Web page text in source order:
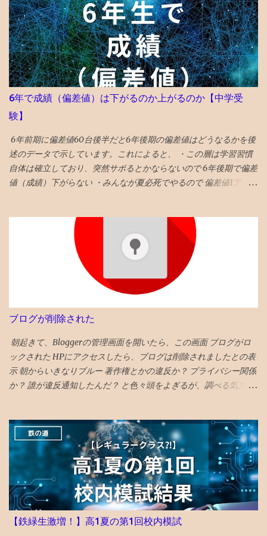
6年で成績（偏差値）は下がるのか上がるのか【中学受
験】
6年前期に偏差値60台後半だと6年後期の偏差値はどうなるかを後
述のデータで示しています。これによると、 ・この層は学習習慣
自体は確立しており、突然サボるとかならないので 6年後期で偏差
値（成績）下がらない ・みんなが夏必死でやるので 偏差値1アップ
試は難化するので頭打ちだった層が高偏差値出しやすくなるとい
うのも定説なので、前期67と68の差は大きいかも タイトルへの回
答としては、「偏差値１上がる」です。 ◆6年前期平均偏差値が
68以上だった者の後期平均偏差値 73→74 72→73 71→73 70→73
70→70 69→72 69→70 68→72 68→72 68→70 68→69 68→69 ◆6
年前期平均偏差値67の人の6年後期の平均偏差値の実例 67→70
67→69 67→68 67→68 67→68 67→68 67→67 67→67 67→67
67→67 67→67 昔塾から得た無作為抽出データです。例年こんな感
じかと 「 4年夏入塾偏差値42から1年間で成績どうなるか」 へ
ブログが削除された
朝起きて、Bloggerの管理画面を開いたら、この画面 ブログがロ
ックされた HPにアクセスしたら、ブログは削除されましたとの表
示 朝からいきなりブルー 著作権とかの違反か？ プライバシー関係
か？ 誰が違反通知したんだ？ と色々頭をよぎるが、調べる気力が
た写真に何か埋め込まれていたのか、htmlコードを貼り付けたの
で何か入っていたのか と一瞬思ったが、 そもそも記事作成画面に
一切アクセスできないので、修正もできないため、放置。 データ
全部とんだと思いブルーな気分。 最近は見た映画の備忘録と化し
ていたが、備忘録がなくなると困る。 ケチらずにワードプレスに
しておくべきだったかと若干後悔 昼飯食いながらネットで調べる
どうやら、Googleのボットが自動で巡回して判定していて、 大量
の誤判定ロック（削除）が５年に一回ぐらいおきるらしい 再審査
【鉄緑生激増！】高1夏の第1回校内模試